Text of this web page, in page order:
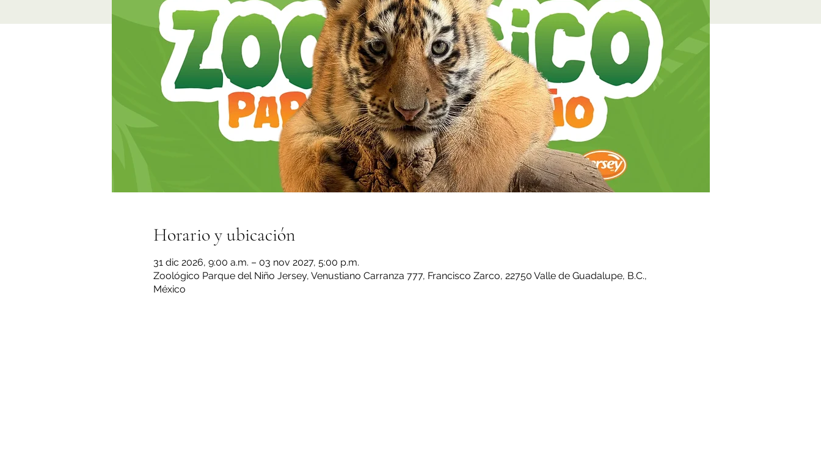
Horario y ubicación
31 dic 2026, 9:00 a.m. – 03 nov 2027, 5:00 p.m.
Zoológico Parque del Niño Jersey, Venustiano Carranza 777, Francisco Zarco, 22750 Valle de Guadalupe, B.C.,
México